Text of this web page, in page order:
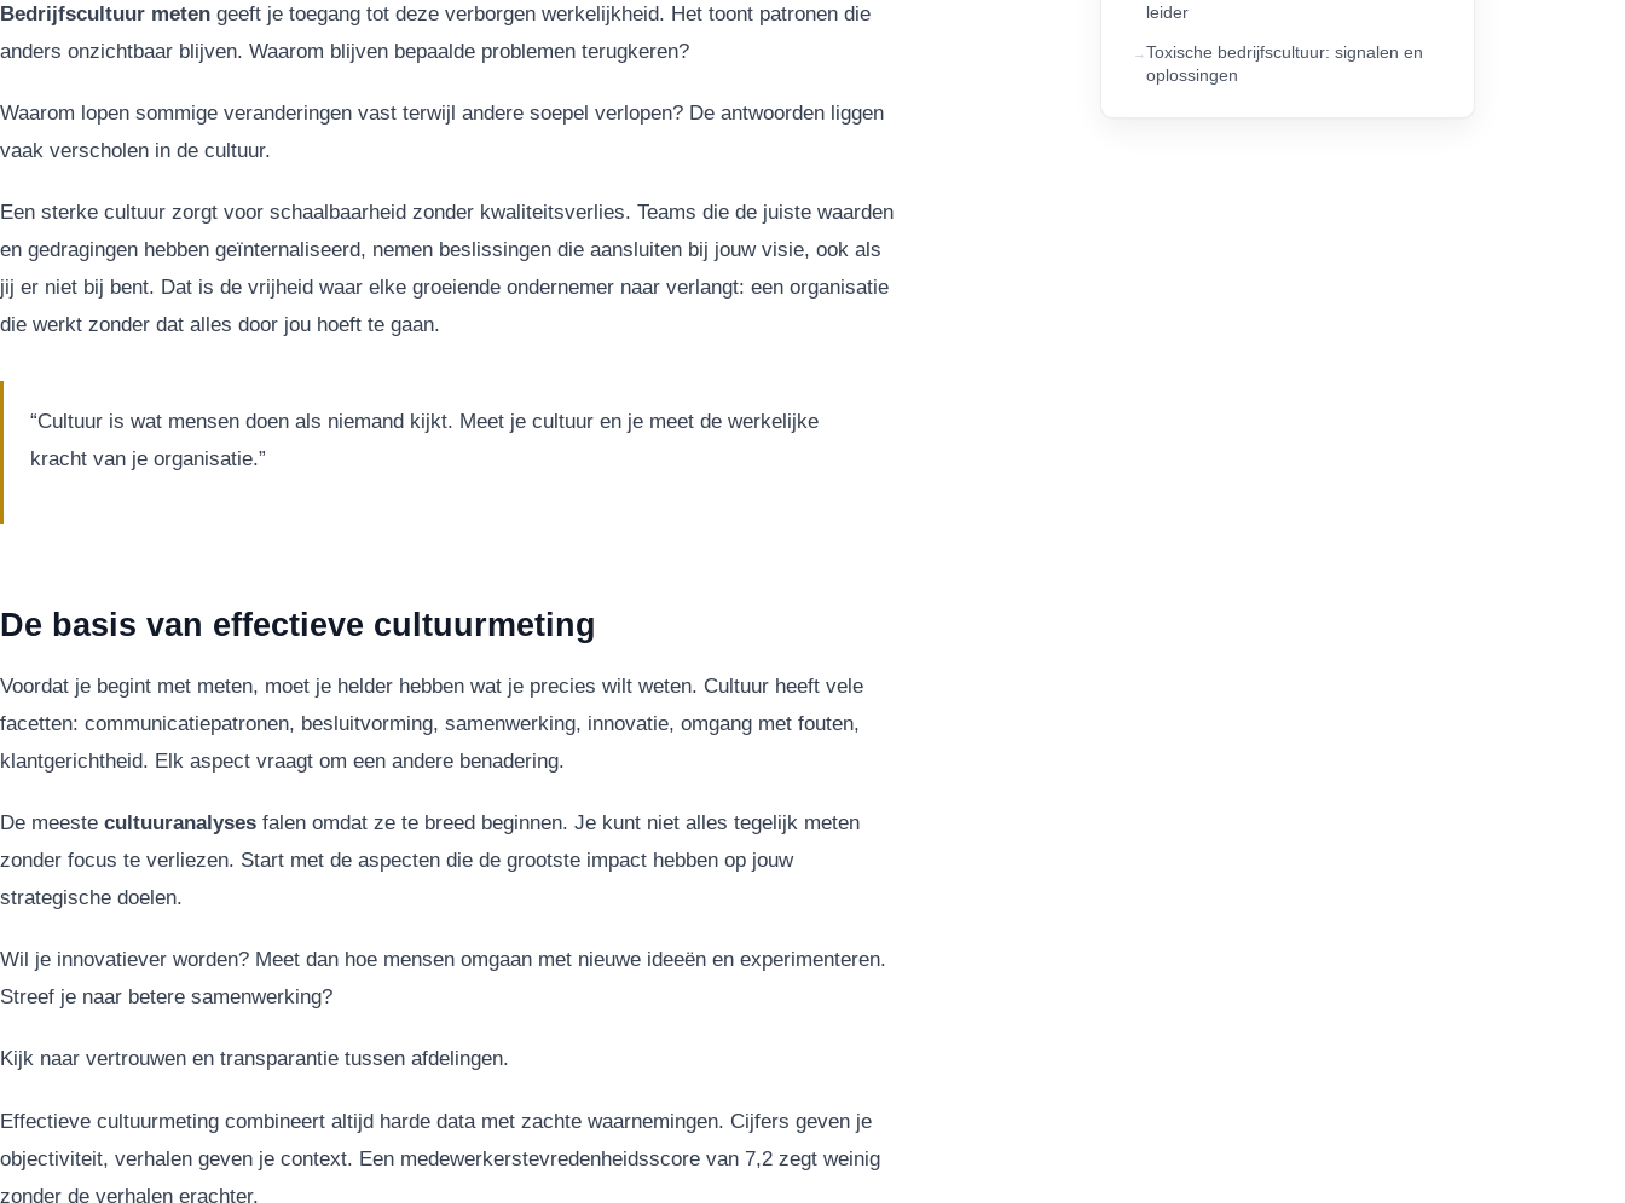
Bedrijfscultuur meten geeft je toegang tot deze verborgen werkelijkheid. Het toont patronen die
anders onzichtbaar blijven. Waarom blijven bepaalde problemen terugkeren?
Waarom lopen sommige veranderingen vast terwijl andere soepel verlopen? De antwoorden liggen
vaak verscholen in de cultuur.
Een sterke cultuur zorgt voor schaalbaarheid zonder kwaliteitsverlies. Teams die de juiste waarden
en gedragingen hebben geïnternaliseerd, nemen beslissingen die aansluiten bij jouw visie, ook als
jij er niet bij bent. Dat is de vrijheid waar elke groeiende ondernemer naar verlangt: een organisatie
die werkt zonder dat alles door jou hoeft te gaan.
“Cultuur is wat mensen doen als niemand kijkt. Meet je cultuur en je meet de werkelijke
kracht van je organisatie.”
De basis van effectieve cultuurmeting
Voordat je begint met meten, moet je helder hebben wat je precies wilt weten. Cultuur heeft vele
facetten: communicatiepatronen, besluitvorming, samenwerking, innovatie, omgang met fouten,
klantgerichtheid. Elk aspect vraagt om een andere benadering.
De meeste cultuuranalyses falen omdat ze te breed beginnen. Je kunt niet alles tegelijk meten
zonder focus te verliezen. Start met de aspecten die de grootste impact hebben op jouw
strategische doelen.
Wil je innovatiever worden? Meet dan hoe mensen omgaan met nieuwe ideeën en experimenteren.
Streef je naar betere samenwerking?
Kijk naar vertrouwen en transparantie tussen afdelingen.
Effectieve cultuurmeting combineert altijd harde data met zachte waarnemingen. Cijfers geven je
objectiviteit, verhalen geven je context. Een medewerkerstevredenheidsscore van 7,2 zegt weinig
zonder de verhalen erachter.
leider
Toxische bedrijfscultuur: signalen en
oplossingen